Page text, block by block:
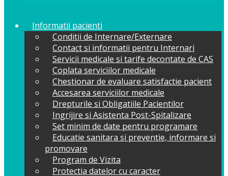
Informatii pacienti
Conditii de Internare/Externare
Contact si informatii pentru Internari
Servicii medicale si tarife decontate de CAS
Coplata serviciilor medicale
Chestionar de evaluare satisfactie pacient
Accesarea serviciilor medicale
Drepturile si Obligatiile Pacientilor
Ingrijire si Asistenta Post-Spitalizare
Set minim de date pentru programare
Educatie sanitara si preventie, informare si
promovare
Program de Vizita
Protectia datelor cu caracter